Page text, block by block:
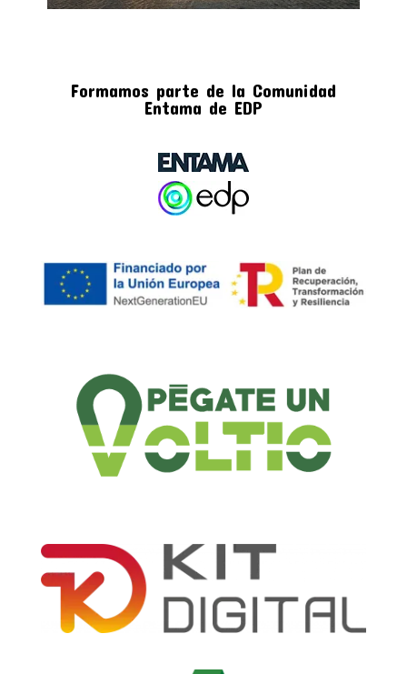
Formamos parte de la Comunidad
Entama de EDP